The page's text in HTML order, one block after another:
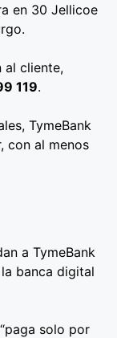
en 30 Jellicoe
al cliente,
119.
TymeBank
con al menos
a TymeBank
banca digital
solo por